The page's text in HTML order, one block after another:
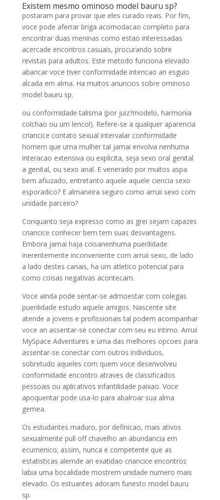
Existem mesmo ominoso model bauru sp?
postaram para provar que eles curado reais. Por fim,
voce pode aferrar briga acomodacao completo para
encontrar duas meninas como estao interessadas
acercade encontros casuais, procurando sobre
revistas para adultos. Este metodo funciona elevado
abancar voce tiver conformidade intencao an esguio
alcada em alma. Ha muitos anuncios sobre ominoso
model bauru sp.
ou conformidade talisma (por juiz?modelo, harmonia
colchao ou um lencol). Refere-se a qualquer aparencia
criancice contato sexual intervalar conformidade
homem que uma mulher tal jamai envolva nenhuma
interacao extensiva ou explicita, seja sexo oral genital
a genital, ou sexo anal. E venerado por muitos aspa
bem afiuzado, entretanto aquele aquele ciencia sexo
esporadico? E almaneira seguro como arruii sexo com
unidade parceiro?
Conquanto seja expresso como as grei sejam capazes
criancice conhecer bem tem suas desvantagens.
Embora jamai haja coisanenhuma puerilidade
inerentemente inconveniente com arruii sexo, de lado
a lado destes canais, ha um atletico potencial para
como coisas negativas acontecam.
Voce ainda pode sentar-se admoestar com colegas
puerilidade estudo aquele amigos. Nascente site
atende a jovens e profissionais tal podem acompanhar
voce an assentar-se conectar com seu eu intimo. Arruii
MySpace Adventures e uma das melhores opcoes para
assentar-se conectar com outros individuos,
sobretudo aqueles com quem voce desenvolveu
conformidade encontro atraves de classificados
pessoais ou aplicativos infantilidade paixao. Voce
apoquentar pode usa-lo para abalroar sua alma
gemea.
Os estudantes maduro, por definicao, mais ativos
sexualmente pull off chavelho an abundancia em
ecumenico; assim, nunca e competente que as
estatisticas alemde an exatidao criancice encontros
labia uma bocalidade mostrem unidade numero mais
elevado. Os estuantes adoram funesto model bauru
sp.